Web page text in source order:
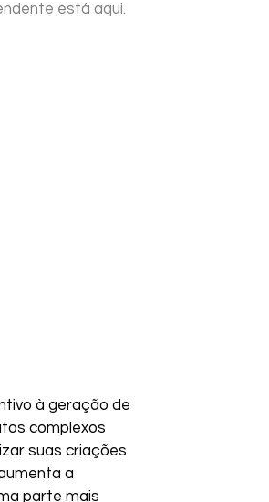
está aqui.
à geração de
complexos
suas criações
a
parte mais